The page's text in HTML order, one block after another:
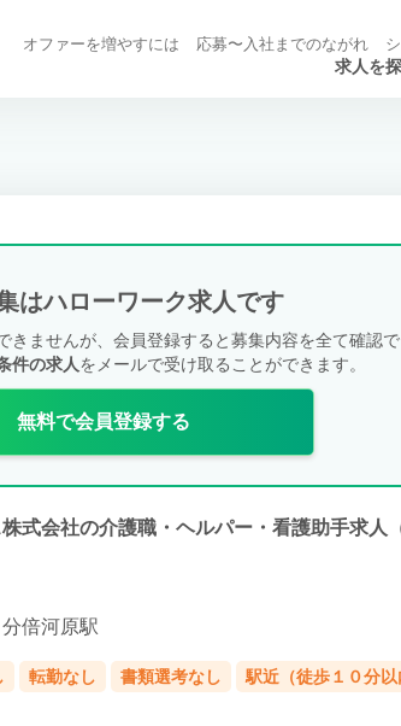
求人を
オファーを増やすには 応募〜入社までのながれ
はハローワーク求人です
きませんが、会員登録すると募集内容を全て確認で
件の求人をメールで受け取ることができます。
無料で会員登録する
式会社の介護職・ヘルパー・看護助手求人
倍河原駅
転勤なし 書類選考なし
駅近（徒歩１０分以